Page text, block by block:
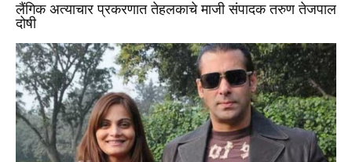
लैंगिक अत्याचार प्रकरणात तेहलकाचे माजी संपादक तरुण तेजपाल
दोषी